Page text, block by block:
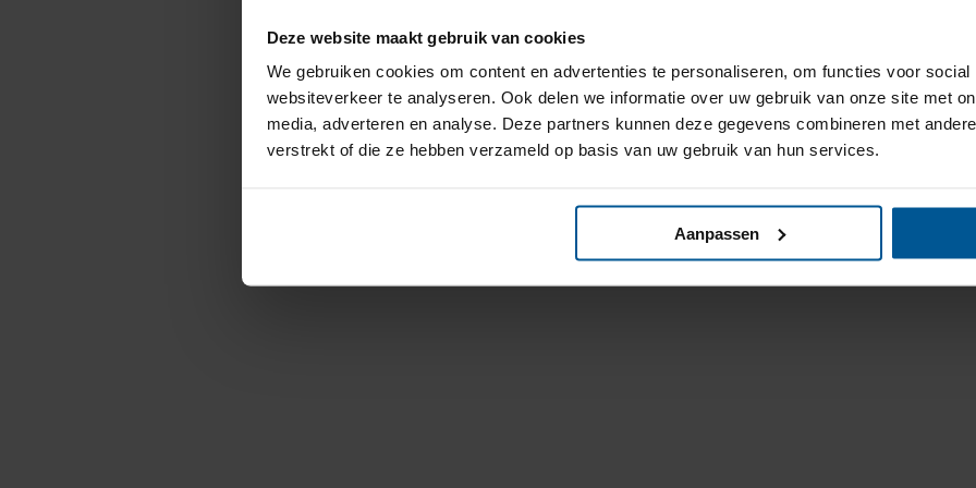
Deze website maakt gebruik van cookies
We gebruiken cookies om content en advertenties te personaliseren, om functies voor
websiteverkeer te analyseren. Ook delen we informatie over uw gebruik van onze site met
media, adverteren en analyse. Deze partners kunnen deze gegevens combineren met
verstrekt of die ze hebben verzameld op basis van uw gebruik van hun services.
Aanpassen